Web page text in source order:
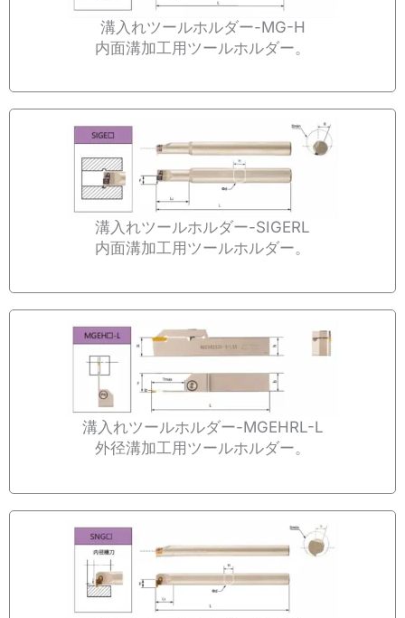
溝入れツールホルダー-MG-H
内面溝加工用ツールホルダー。
溝入れツールホルダー-SIGERL
内面溝加工用ツールホルダー。
溝入れツールホルダー-MGEHRL-L
外径溝加工用ツールホルダー。